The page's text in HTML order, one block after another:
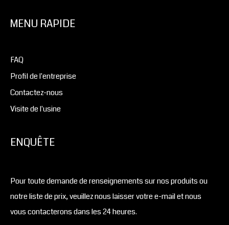
MENU RAPIDE
FAQ
Profil de l'entreprise
Contactez-nous
Visite de l'usine
ENQUÊTE
Pour toute demande de renseignements sur nos produits ou
notre liste de prix, veuillez nous laisser votre e-mail et nous
vous contacterons dans les 24 heures.